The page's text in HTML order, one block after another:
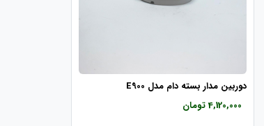
دوربین مدار بسته دام مدل E900
4,120,000 تومان